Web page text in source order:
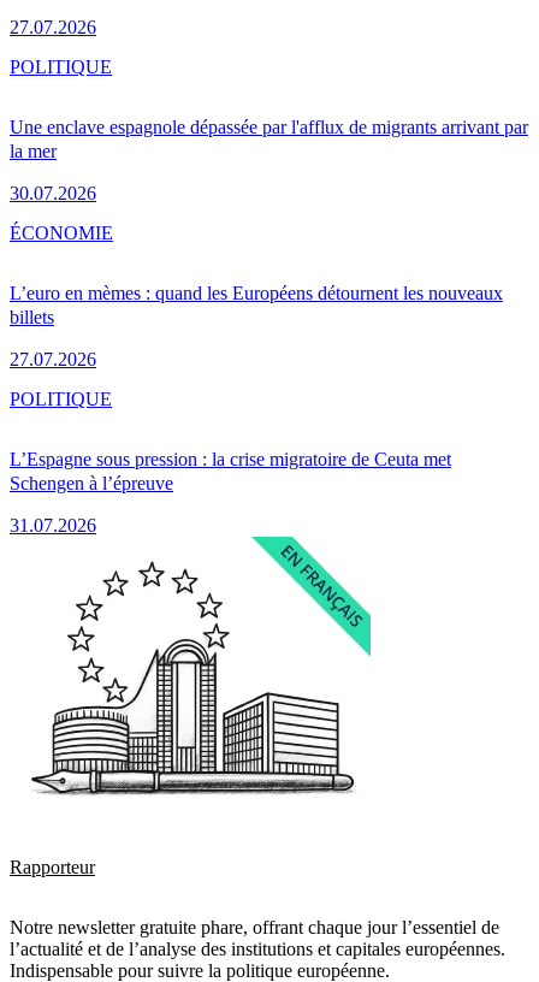
27.07.2026
Une enclave espagnole dépassée par l'afflux de migrants arrivant par
la mer
30.07.2026
POLITIQUE
L’euro en mèmes : quand les Européens détournent les nouveaux
billets
27.07.2026
ÉCONOMIE
L’Espagne sous pression : la crise migratoire de Ceuta met
Schengen à l’épreuve
31.07.2026
POLITIQUE
Rapporteur
Notre newsletter gratuite phare, offrant chaque jour l’essentiel de
l’actualité et de l’analyse des institutions et capitales européennes.
Indispensable pour suivre la politique européenne.